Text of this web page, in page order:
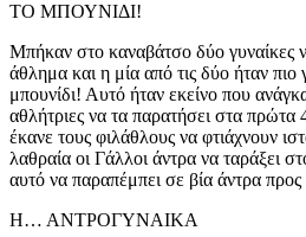
ΤΟ ΜΠΟΥΝΙΔΙ!
Μπήκαν στο καναβάτσο δύο γυναίκες
άθλημα και η μία από τις δύο ήταν πιο
μπουνίδι! Αυτό ήταν εκείνο που
αθλήτριες να τα παρατήσει στα πρώτα
έκανε τους φιλάθλους να φτιάχνουν
λαθραία οι Γάλλοι άντρα να ταράξει
αυτό να παραπέμπει σε βία άντρα
Η… ΑΝΤΡΟΓΥΝΑΙΚΑ